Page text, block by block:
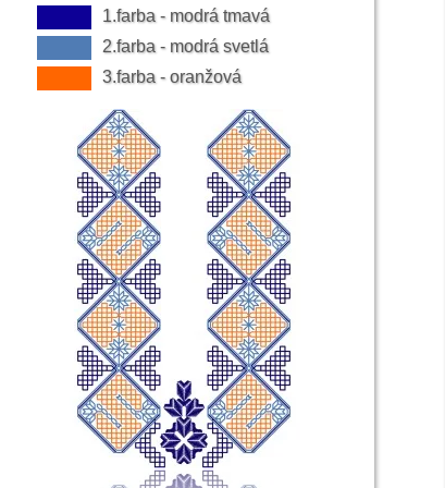
a v ramennom švíku bola zdobená výšivkou v
polohrubého plátna boli pôvodne v 19. storočí aj
zdobené zeleno-červenou vlnenou šnúrkou,
sa už síce zriedkavo, ale predsa nosili široké
takmer po kolená, z bieleho alebo čierneho
so strapcami.
muži nikdy nechodili bosí, obúvali si pletené
návlekmi.
1.farba - modrá tmavá
2.farba - modrá svetlá
3.farba - oranžová